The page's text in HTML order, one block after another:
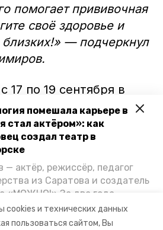
cookies и технических данных
пользоваться сайтом, Вы
помешала карьере в
стал актёром»: как
создал театр в
актёр, режиссёр, педагог
из Саратова и создатель
«МОЖНО!» За два года
выпустил восемь спектаклей,
О том, как стал
помогает прививочная
своё здоровье и
близких!» — подчеркнул
17 по 19 сентября в
крае проходит
в Госдуму
края и
органы нескольких
В эти дни на
можно будет
от Covid-19 и от